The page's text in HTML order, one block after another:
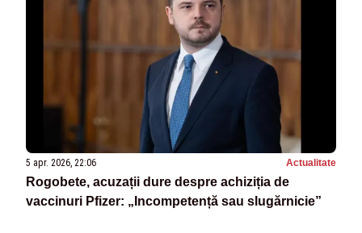
5 apr. 2026, 22:06 Actualitate
Rogobete, acuzații dure despre achiziția de
vaccinuri Pfizer: „Incompetență sau slugărnicie”